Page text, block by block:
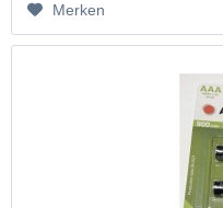
Merken